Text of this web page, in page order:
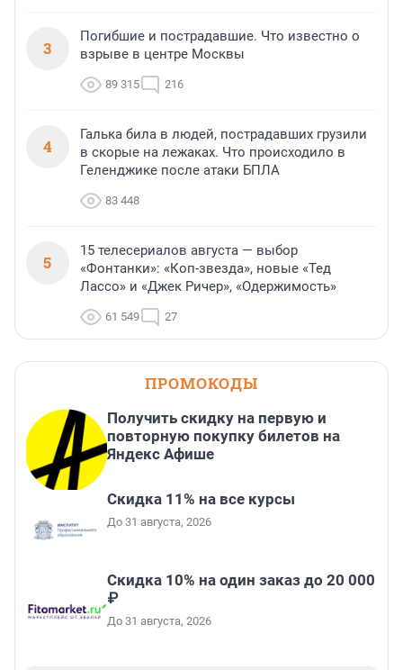
3
Погибшие и пострадавшие. Что известно о
взрыве в центре Москвы
89 315 216
4
Галька била в людей, пострадавших грузили
в скорые на лежаках. Что происходило в
Геленджике после атаки БПЛА
83 448
5
15 телесериалов августа — выбор
«Фонтанки»: «Коп-звезда», новые «Тед
Лассо» и «Джек Ричер», «Одержимость»
61 549 27
ПРОМОКОДЫ
Получить скидку на первую и
повторную покупку билетов на
Яндекс Афише
Скидка 11% на все курсы
До 31 августа, 2026
Скидка 10% на один заказ до 20 000
₽
До 31 августа, 2026